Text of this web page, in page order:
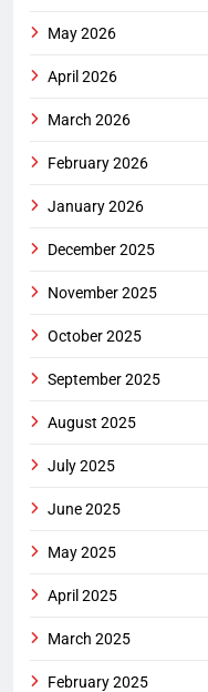
May 2026
April 2026
March 2026
February 2026
January 2026
December 2025
November 2025
October 2025
September 2025
August 2025
July 2025
June 2025
May 2025
April 2025
March 2025
February 2025